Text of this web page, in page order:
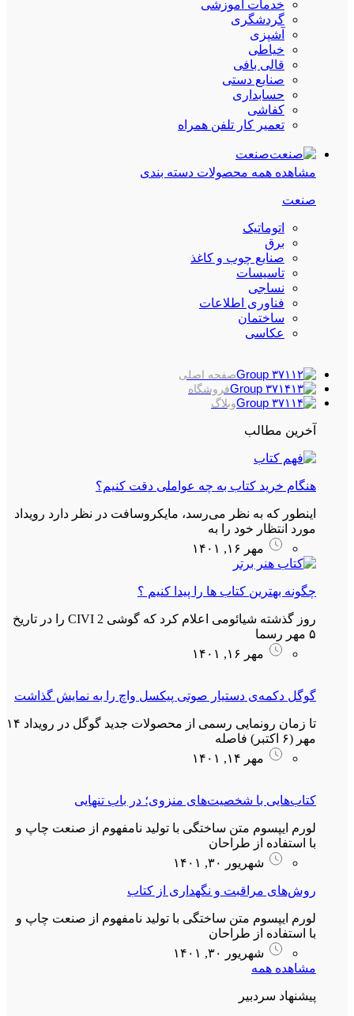
خدمات آموزشی
گردشگری
آشپزی
خیاطی
قالی بافی
صنایع دستی
حسابداری
کفاشی
تعمیر کار تلفن همراه
صنعت
مشاهده همه محصولات دسته بندی
صنعت
اتوماتیک
برق
صنایع چوب و کاغذ
تاسیسات
نساجی
فناوری اطلاعات
ساختمان
عکاسی
صفحه اصلی
فروشگاه
وبلاگ
آخرین مطالب
هنگام خرید کتاب به چه عواملی دقت کنیم؟
اینطور که به نظر می‌رسد، مایکروسافت در نظر دارد رویداد
مورد انتظار خود را به
مهر ۱۶, ۱۴۰۱
چگونه بهترین کتاب ها را پیدا کنیم ؟
روز گذشته شیائومی اعلام کرد که گوشی CIVI 2 را در تاریخ
۵ مهر رسما
مهر ۱۶, ۱۴۰۱
گوگل دکمه‌ی دستیار صوتی پیکسل واچ را به نمایش گذاشت
تا زمان رونمایی رسمی از محصولات جدید گوگل در رویداد ۱۴
مهر (۶ اکتبر) فاصله
مهر ۱۴, ۱۴۰۱
کتاب‌هایی با شخصیت‌های منزوی؛ در باب تنهایی
لورم ایپسوم متن ساختگی با تولید نامفهوم از صنعت چاپ و
با استفاده از طراحان
شهریور ۳۰, ۱۴۰۱
روش‌های مراقبت و نگهداری از کتاب
لورم ایپسوم متن ساختگی با تولید نامفهوم از صنعت چاپ و
با استفاده از طراحان
شهریور ۳۰, ۱۴۰۱
مشاهده همه
پیشنهاد سردبیر